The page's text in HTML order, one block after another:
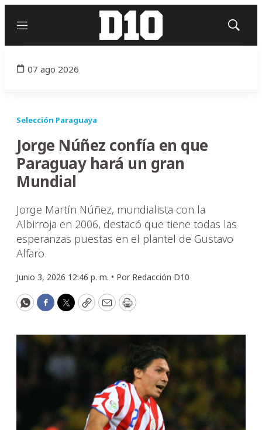
Menú
Mostrar
07 ago 2026
Selección Paraguaya
Jorge Núñez confía en que
Paraguay hará un gran
Mundial
Jorge Martín Núñez, mundialista con la
Albirroja en 2006, destacó que tiene todas las
esperanzas puestas en el plantel de Gustavo
Alfaro.
Junio 3, 2026 12:46 p. m. • Por Redacción D10
WhatsApp
Facebook
Twitter
CopyEmailPrint